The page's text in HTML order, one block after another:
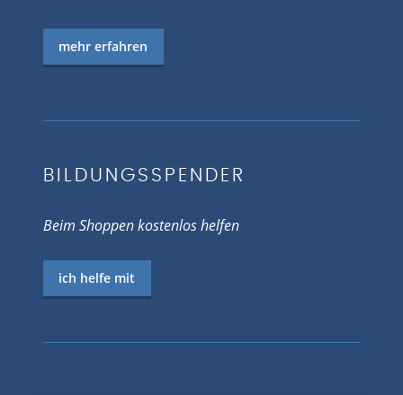
mehr erfahren
BILDUNGSSPENDER
Beim Shoppen kostenlos helfen
ich helfe mit